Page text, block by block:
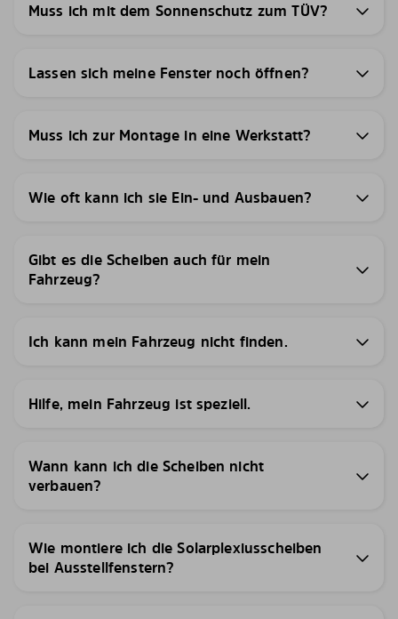
Muss ich mit dem Sonnenschutz zum TÜV?
Lassen sich meine Fenster noch öffnen?
Muss ich zur Montage in eine Werkstatt?
Wie oft kann ich sie Ein- und Ausbauen?
Gibt es die Scheiben auch für mein
Fahrzeug?
Ich kann mein Fahrzeug nicht finden.
Hilfe, mein Fahrzeug ist speziell.
Wann kann ich die Scheiben nicht
verbauen?
Wie montiere ich die Solarplexiusscheiben
bei Ausstellfenstern?